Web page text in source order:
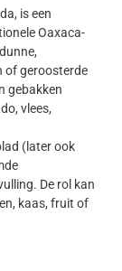
is een
Oaxaca-
of geroosterde
gebakken
vlees,
(later ook
De rol kan
kaas, fruit of